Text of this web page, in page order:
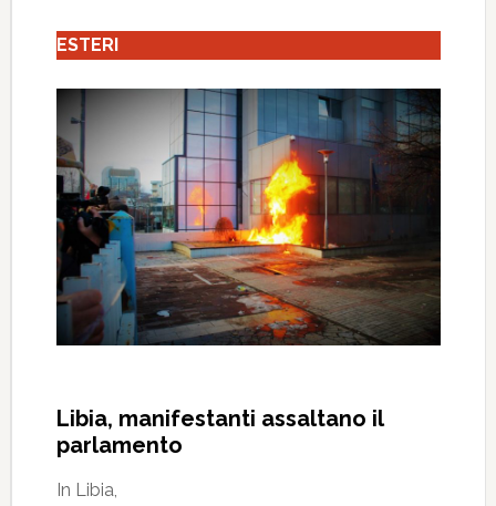
ESTERI
Libia, manifestanti assaltano il
parlamento
In Libia,